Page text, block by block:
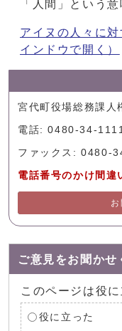
「人間」という
アイヌの人々に
インドウで開く）
宮代町役場総務課人
電話: 0480-34-
ファックス: 0480-
電話番号のかけ間違
お
ご意見をお聞かせ
このページは役
役に立った